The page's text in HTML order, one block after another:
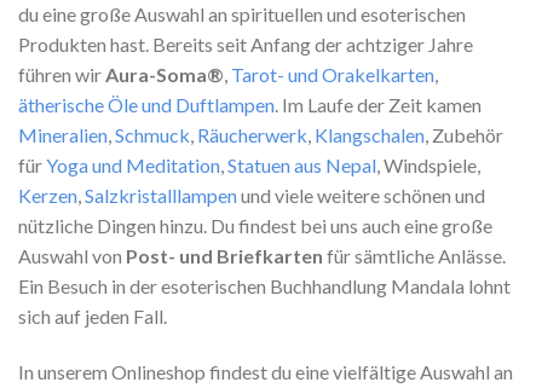
du eine große Auswahl an spirituellen und esoterischen
Produkten hast. Bereits seit Anfang der achtziger Jahre
führen wirAura-Soma®, Tarot- und Orakelkarten,
ätherische Öle und Duftlampen. Im Laufe der Zeit kamen
Mineralien,Schmuck, Räucherwerk, Klangschalen, Zubehör
fürYoga und Meditation,Statuen aus Nepal, Windspiele,
Kerzen,Salzkristalllampenund viele weitere schönen und
nützliche Dingen hinzu. Du findest bei uns auch eine große
Auswahl von Post- und Briefkarten für sämtliche Anlässe.
Ein Besuch in der esoterischen Buchhandlung Mandala lohnt
sich auf jeden Fall.
In unserem Onlineshop findest du eine vielfältige Auswahl an